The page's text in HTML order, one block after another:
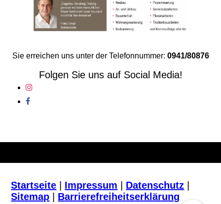
Sie erreichen uns unter der Telefonnummer: 0941/80876
Folgen Sie uns auf Social Media!
Startseite Impressum Datenschutz
Sitemap
Barrierefreiheitserklärung